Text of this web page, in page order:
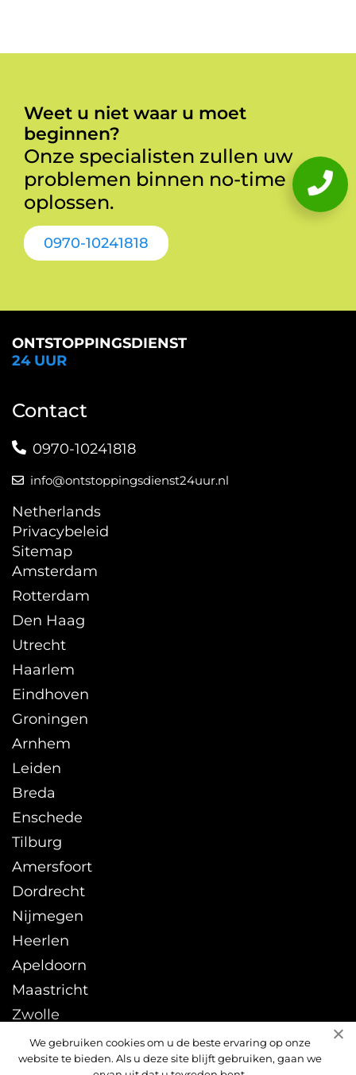
We gebruiken cookies om u de beste ervaring op onze
website te bieden. Als u deze site blijft gebruiken, gaan we
Weet u niet waar u moet
beginnen?
Onze specialisten zullen uw
problemen binnen no-time
oplossen.
0970-10241818
ONTSTOPPINGSDIENST
24 UUR
Contact
0970-10241818
info@ontstoppingsdienst24uur.nl
Netherlands
Privacybeleid
Sitemap
Amsterdam
Rotterdam
Den Haag
Utrecht
Haarlem
Eindhoven
Groningen
Arnhem
Leiden
Breda
Enschede
Tilburg
Amersfoort
Dordrecht
Nijmegen
Heerlen
Apeldoorn
Maastricht
Zwolle
Leeuwarden
Sittard